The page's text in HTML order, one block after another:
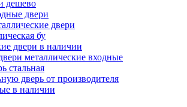
дешево
двери
двери
бу
двери в наличии
металлические входные
стальная
дверь от производителя
в наличии